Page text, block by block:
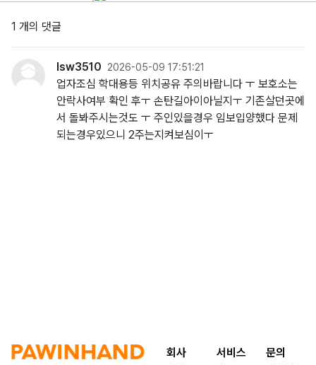
1 개의 댓글
lsw3510 2026-05-09 17:51:21
업자조심 학대용등 위치공유 주의바랍니다 ㅜ 보호소는
안락사여부 확인 후ㅜ 손탄길아이아닐지ㅜ 기존살던곳에
서 돌봐주시는것도 ㅜ 주인있을경우 임보입양했다 문제
되는경우있으니 2주는지켜보심이ㅜ
회사 서비스 문의